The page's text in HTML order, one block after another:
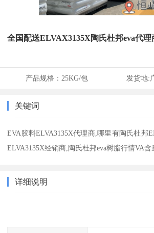
全国配送ELVAX3135X陶氏杜邦eva代
产品规格： 25KG/包 发货地:
关键词
EVA胶料ELVA3135X代理商,哪里有陶氏杜邦
ELVA3135X经销商,陶氏杜邦eva树脂行情VA含
详细说明